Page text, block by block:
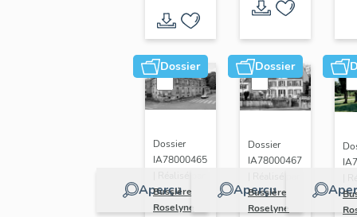
Dossier
Aperçu
Dossier
IA78000465
Bussière
Roselyne
Dossier
Aperçu
Dossier
IA78000467
Bussière
Roselyne